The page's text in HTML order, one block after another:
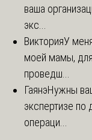
ваша
экс...
ВикторияУ
моей мамы,
проведш...
ГаянэНужны
экспертизе по
операци...